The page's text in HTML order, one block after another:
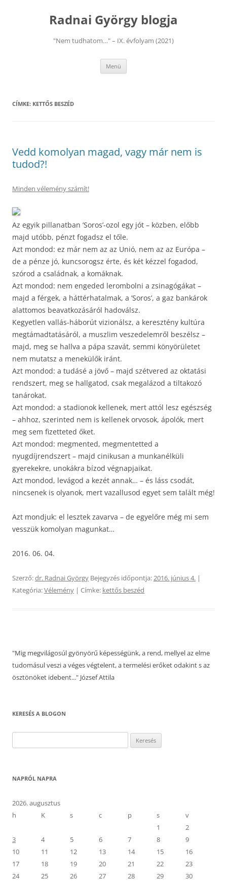
Radnai György blogja
"Nem tudhatom…" – IX. évfolyam (2021)
Menü
CÍMKE: KETTŐS BESZÉD
Vedd komolyan magad, vagy már nem is
tudod?!
Minden vélemény számít!
Az egyik pillanatban ’Soros’-ozol egy jót – közben, előbb
majd utóbb, pénzt fogadsz el tőle.
Azt mondod: ez már nem az az Unió, nem az az Európa –
de a pénze jó, kuncsorogsz érte, és két kézzel fogadod,
szórod a családnak, a komáknak.
Azt mondod: nem engeded lerombolni a zsinagógákat –
majd a férgek, a háttérhatalmak, a ’Soros’, a gaz bankárok
alattomos beavatkozásáról hadoválsz.
Kegyetlen vallás-háborút vizionálsz, a keresztény kultúra
megtámadtatásáról, a muszlim veszedelemről beszélsz –
majd, meg se hallva a pápa szavát, semmi könyörületet
nem mutatsz a menekülők iránt.
Azt mondod: a tudásé a jövő – majd szétvered az oktatási
rendszert, meg se hallgatod, csak megalázod a tiltakozó
tanárokat.
Azt mondod: a stadionok kellenek, mert attól lesz egészség
– ahhoz, szerinted nem is kellenek orvosok, ápolók, mert
meg sem fizetteted őket.
Azt mondod: megmented, megmentetted a
nyugdíjrendszert – majd cinikusan a munkanélküli
gyerekekre, unokákra bízod végnapjaikat.
Azt mondod, levágod a kezét annak… – és láss csodát,
nincsenek is olyanok, mert vazallusod egyet sem talált még!
Azt mondjuk: el lesztek zavarva – de egyelőre még mi sem
vesszük komolyan magunkat…
2016. 06. 04.
Szerző:dr. Radnai György Bejegyzés időpontja:2016. június 4. |
Kategória:Vélemény | Címke: kettős beszéd
"Mig megvilágosúl gyönyörű képességünk, a rend, mellyel az elme
tudomásul veszi a véges végtelent, a termelési erőket odakint s az
ösztönöket idebent..." József Attila
KERESÉS A BLOGON
NAPRÓL NAPRA
2026. augusztus
h
K s c p s
v
1
2
3
4 5 6 7 8
9
10
11 12 13 14 15
16
17
18 19 20 21 22
23
24
25 26 27 28 29
30